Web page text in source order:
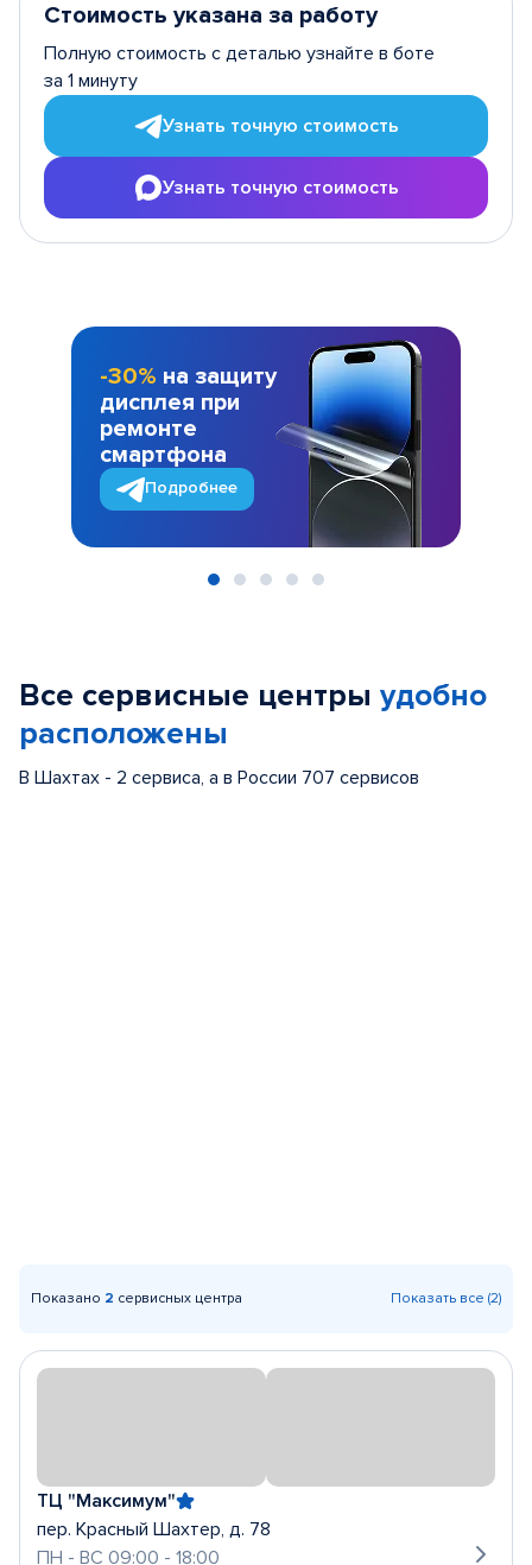
Стоимость указана за работу
Полную стоимость с деталью узнайте в боте
за 1 минуту
Узнать точную стоимость
Узнать точную стоимость
-30% на защиту
дисплея при
ремонте
смартфона
Подробнее
Все сервисные центры удобно
расположены
В Шахтах - 2 сервиса, а в России 707 сервисов
Показано 2 сервисных центра Показать все (2)
ТЦ "Максимум"
пер. Красный Шахтер, д. 78
ПН - ВС 09:00 - 18:00